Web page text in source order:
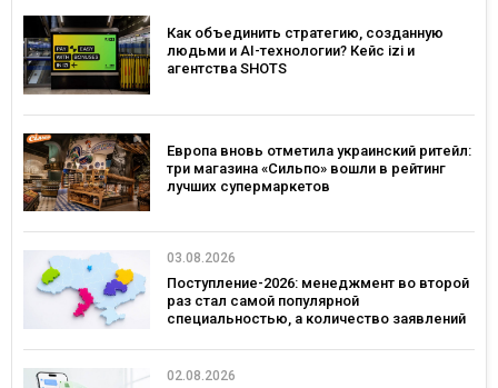
Как объединить стратегию, созданную
людьми и AI-технологии? Кейс izi и
агентства SHOTS
Европа вновь отметила украинский ритейл:
три магазина «Сильпо» вошли в рейтинг
лучших супермаркетов
03.08.2026
Поступление-2026: менеджмент во второй
раз стал самой популярной
специальностью, а количество заявлений
02.08.2026